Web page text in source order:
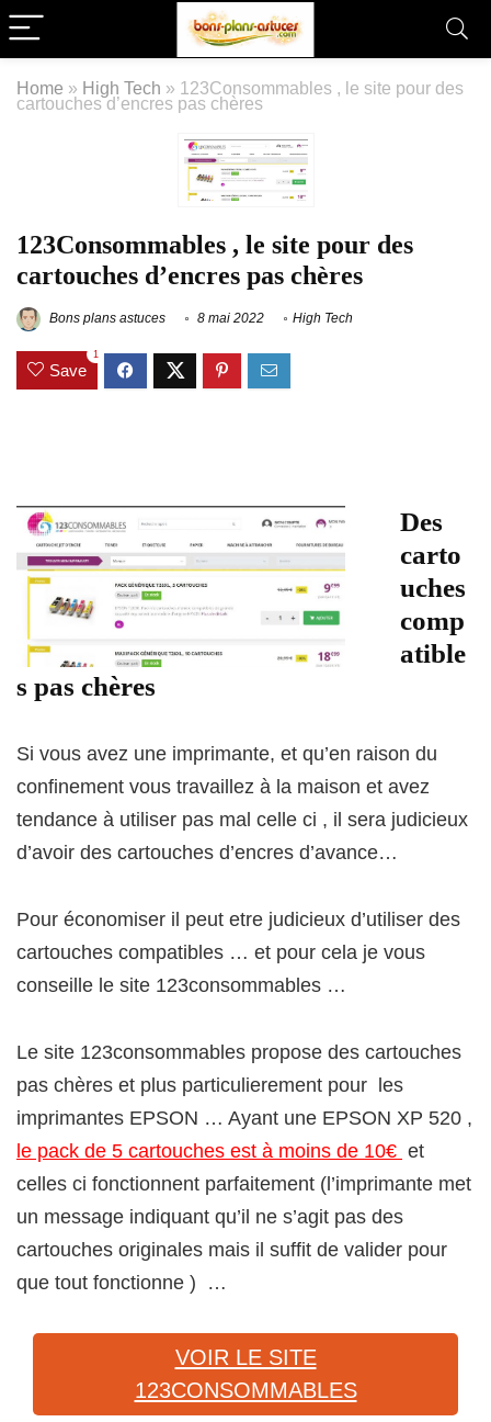
Home » High Tech » 123Consommables , le site pour des
cartouches d’encres pas chères
123Consommables , le site pour des
cartouches d’encres pas chères
Bons plans astuces 8 mai 2022 High Tech
Save
1
Des
carto
uches
comp
atible
s pas chères
Si vous avez une imprimante, et qu’en raison du
confinement vous travaillez à la maison et avez
tendance à utiliser pas mal celle ci , il sera judicieux
d’avoir des cartouches d’encres d’avance…
Pour économiser il peut etre judicieux d’utiliser des
cartouches compatibles … et pour cela je vous
conseille le site 123consommables …
Le site 123consommables propose des cartouches
pas chères et plus particulierement pour les
imprimantes EPSON … Ayant une EPSON XP 520 ,
le pack de 5 cartouches est à moins de 10€ et
celles ci fonctionnent parfaitement (l’imprimante met
un message indiquant qu’il ne s’agit pas des
cartouches originales mais il suffit de valider pour
que tout fonctionne ) …
VOIR LE SITE
123CONSOMMABLES